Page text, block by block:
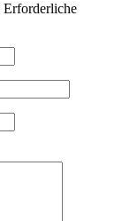
Erforderliche